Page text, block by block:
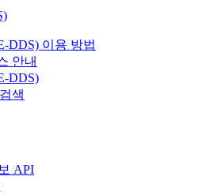
DDS) 이용 방법
안내
DDS)
색
API